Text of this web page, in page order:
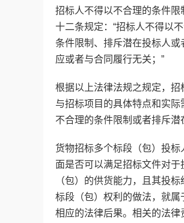
招标人不得以不合理的条件
十二条规定：“招标人不得以
条件限制、排斥潜在投标人
应或者与合同履行无关；”
根据以上法律法规之规定，
与招标项目的具体特点和实
不合理的条件限制或者排斥潜
货物招标多个标段（包）投
面是否可以满足招标文件对
（包）的供货能力，且其投
标段（包）权利的做法，就
相应的法律后果。相关的法